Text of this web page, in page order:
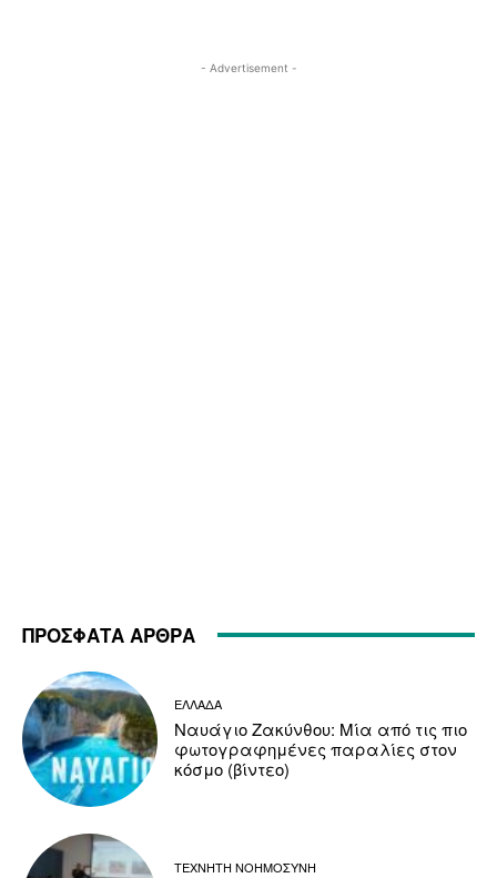
- Advertisement -
ΠΡΟΣΦΑΤΑ ΑΡΘΡΑ
ΕΛΛΑΔΑ
Ναυάγιο Ζακύνθου: Μία από τις πιο
φωτογραφημένες παραλίες στον
κόσμο (βίντεο)
ΤΕΧΝΗΤΗ ΝΟΗΜΟΣΥΝΗ